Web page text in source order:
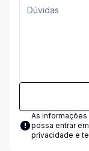
As informações
possa entrar
privacidade e